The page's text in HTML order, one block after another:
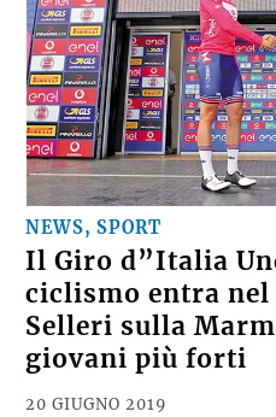
NEWS, SPORT
Il Giro d”Italia
ciclismo entra
Selleri sulla
giovani più forti
20 GIUGNO 2019